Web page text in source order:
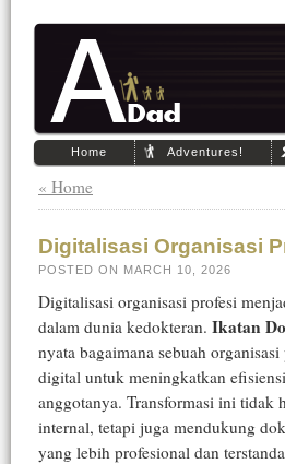
Home Adventures!
« Home
Digitalisasi Organisasi
POSTED ON MARCH 10, 2026
Digitalisasi organisasi profesi
dalam dunia kedokteran. Ikatan
nyata bagaimana sebuah
digital untuk meningkatkan
anggotanya. Transformasi ini tidak
internal, tetapi juga mendukung
yang lebih profesional dan